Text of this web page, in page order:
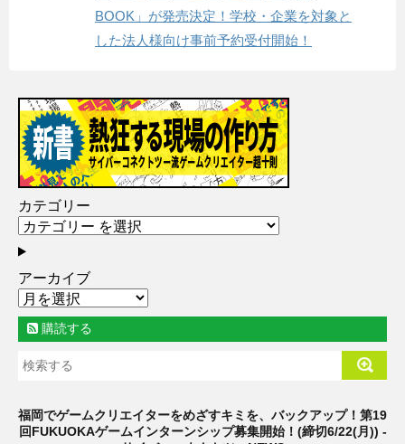
BOOK」が発売決定！学校・企業を対象と
した法人様向け事前予約受付開始！
カテゴリー
アーカイブ
購読する
福岡でゲームクリエイターをめざすキミを、バックアップ！第19
回FUKUOKAゲームインターンシップ募集開始！(締切6/22(月)) -